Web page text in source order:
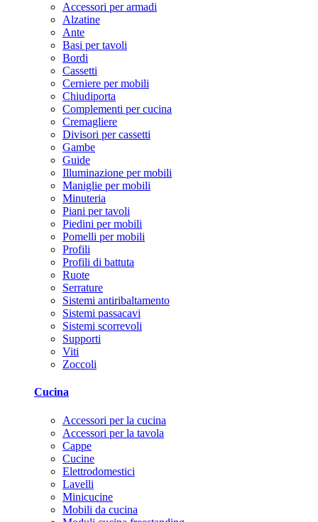
Accessori per armadi
Alzatine
Ante
Basi per tavoli
Bordi
Cassetti
Cerniere per mobili
Chiudiporta
Complementi per cucina
Cremagliere
Divisori per cassetti
Gambe
Guide
Illuminazione per mobili
Maniglie per mobili
Minuteria
Piani per tavoli
Piedini per mobili
Pomelli per mobili
Profili
Profili di battuta
Ruote
Serrature
Sistemi antiribaltamento
Sistemi passacavi
Sistemi scorrevoli
Supporti
Viti
Zoccoli
Cucina
Accessori per la cucina
Accessori per la tavola
Cappe
Cucine
Elettrodomestici
Lavelli
Minicucine
Mobili da cucina